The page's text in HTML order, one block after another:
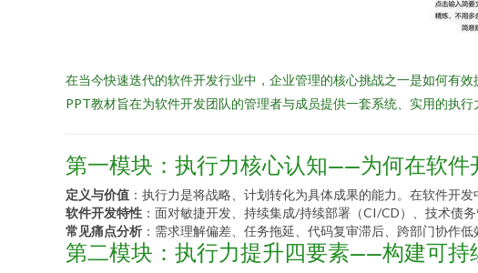
在当今快速迭代的软件开发行业中，企业管理的核心挑战之一是如何有
PPT教材旨在为软件开发团队的管理者与成员提供一套系统、实用的执
第一模块：执行力核心认知——为何在软件
定义与价值 ：执行力是将战略、计划转化为具体成果的能力。在软件开
软件开发特性 ：面对敏捷开发、持续集成/持续部署（CI/CD）、技术债
常见痛点分析 ：需求理解偏差、任务拖延、代码复审滞后、跨部门协作
第二模块：执行力提升四要素——构建可持